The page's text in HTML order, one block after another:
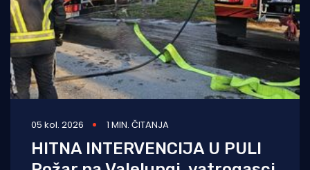
05 kol. 2026 1 MIN. ČITANJA
HITNA INTERVENCIJA U PULI